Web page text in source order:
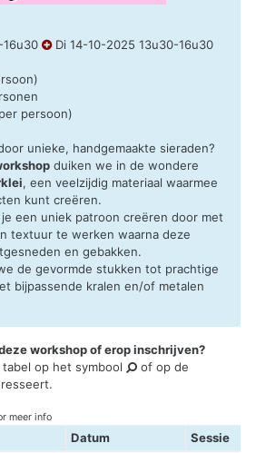
16u30
Di 14-10-2025 13u30-16u30
persoon)
unieke, handgemaakte sieraden?
duiken we in de wondere
, een veelzijdig materiaal waarmee
kunt creëren.
een uniek patroon creëren door met
textuur te werken waarna deze
en gebakken.
de gevormde stukken tot prachtige
bijpassende kralen en/of metalen
workshop of erop inschrijven?
op het symbool
of op de
meer info
Datum Sessie